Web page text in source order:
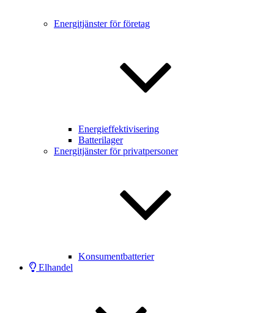
Energitjänster för företag
Energieffektivisering
Batterilager
Energitjänster för privatpersoner
Konsumentbatterier
Elhandel